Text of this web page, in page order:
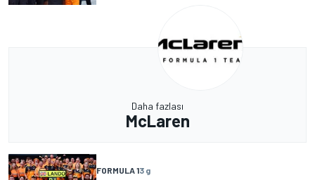
Daha fazlası
McLaren
FORMULA 13 g